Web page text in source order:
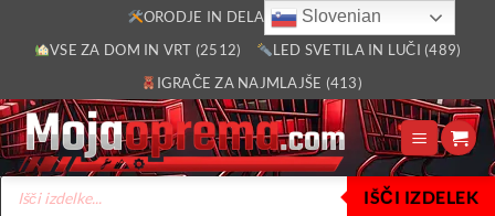
ORODJE IN DELAVNICA (2805)
VSE ZA DOM IN VRT (2512)
LED SVETILA IN LUČI (489)
IGRAČE ZA NAJMLAJŠE (413)
Products
search
IŠČI IZDELEK
Slovenian